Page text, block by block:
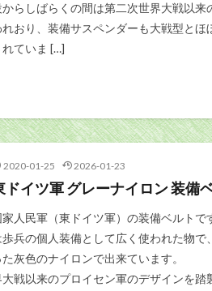
からしばらくの間は第二次世界大戦以来
れおり、装備サスペンダーも大戦型とほ
れていま […]
2020-01-25 2026-01-23
ドイツ軍 グレーナイロン 装備
家人民軍（東ドイツ軍）の装備ベル
歩兵の個人装備として広く使われた物で
た灰色のナイロンで出来ています。
大戦以来のプロイセン軍のデザインを踏